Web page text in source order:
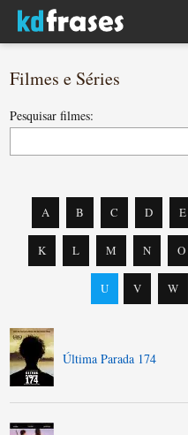
Filmes e Séries
Pesquisar filmes:
A B C D E
K L M N O
U V W
Última Parada 174